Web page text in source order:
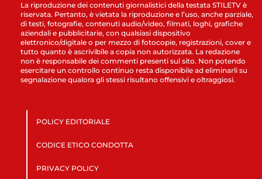
La riproduzione dei contenuti giornalistici della testata STILETV è
riservata. Pertanto, è vietata la riproduzione e l’uso, anche parziale,
di testi, fotografie, contenuti audio/video, filmati, loghi, grafiche
aziendali e pubblicitarie, con qualsiasi dispositivo
elettronico/digitale o per mezzo di fotocopie, registrazioni, cover e
tutto quanto è ascrivibile a copia non autorizzata. La redazione
non è responsabile dei commenti presenti sul sito. Non potendo
esercitare un controllo continuo resta disponibile ad eliminarli su
segnalazione qualora gli stessi risultano offensivi e oltraggiosi.
POLICY EDITORIALE
CODICE ETICO CONDOTTA
PRIVACY POLICY